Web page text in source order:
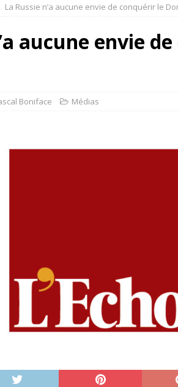
La Russie n’a aucune envie de conquérir le
aucune envie
Boniface Médias